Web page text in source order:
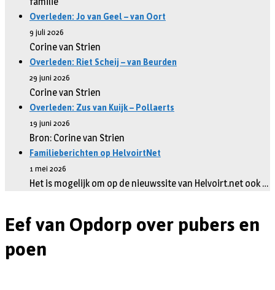
Overleden: Jo van Geel – van Oort
9 juli 2026
Corine van Strien
Overleden: Riet Scheij – van Beurden
29 juni 2026
Corine van Strien
Overleden: Zus van Kuijk – Pollaerts
19 juni 2026
Bron: Corine van Strien
Familieberichten op HelvoirtNet
1 mei 2026
Het is mogelijk om op de nieuwssite van Helvoirt.net ook …
Eef van Opdorp over pubers en
poen